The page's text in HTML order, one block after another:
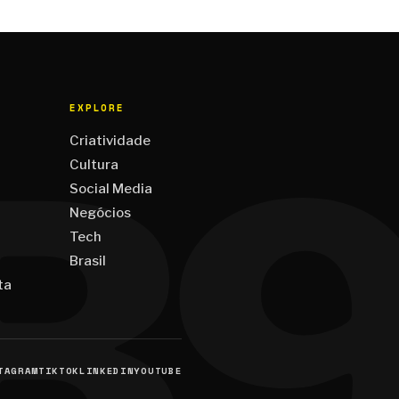
EXPLORE
Criatividade
Cultura
Social Media
Negócios
Tech
Brasil
TIKTOKLINKEDINYOUTUBE